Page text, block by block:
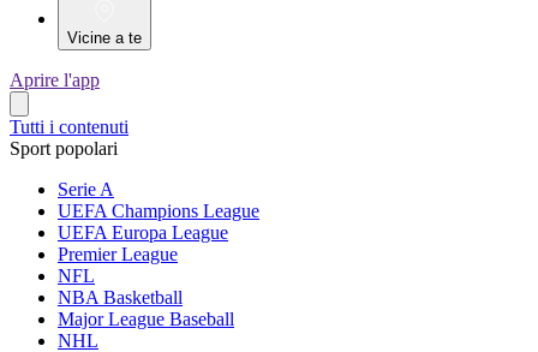
Vicine a te
Aprire l'app
Tutti i contenuti
Sport popolari
Serie A
UEFA Champions League
UEFA Europa League
Premier League
NFL
NBA Basketball
Major League Baseball
NHL